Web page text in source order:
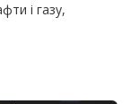
і газу,